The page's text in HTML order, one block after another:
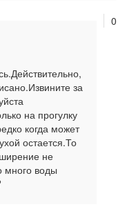
0
за
на прогулку
когда может
остается.То
не
много воды